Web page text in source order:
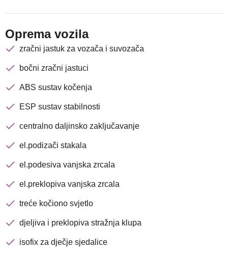
Oprema vozila
zračni jastuk za vozača i suvozača
bočni zračni jastuci
ABS sustav kočenja
ESP sustav stabilnosti
centralno daljinsko zaključavanje
el.podizači stakala
el.podesiva vanjska zrcala
el.preklopiva vanjska zrcala
treće kočiono svjetlo
djeljiva i preklopiva stražnja klupa
isofix za dječje sjedalice
Nova lokacija - Slavonska